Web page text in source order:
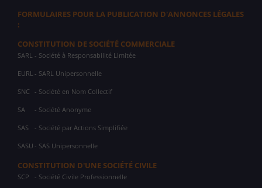
FORMULAIRES POUR LA PUBLICATION D'ANNONCES LÉGALES
:
CONSTITUTION DE SOCIÉTÉ COMMERCIALE
SARL - Société à Responsabilité Limitée
EURL - SARL Unipersonnelle
SNC - Société en Nom Collectif
SA - Société Anonyme
SAS - Société par Actions Simplifiée
SASU - SAS Unipersonnelle
CONSTITUTION D'UNE SOCIÉTÉ CIVILE
SCP - Société Civile Professionnelle